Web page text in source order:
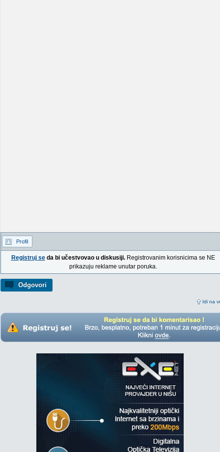
Odgovori
Idi na
Profil
Registruj seda bi učestvovao u diskusiji.Registrovanim korisnicima se NE
prikazuju reklame unutar poruka.